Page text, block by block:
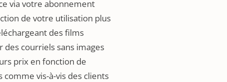
via votre abonnement
de votre utilisation plus
des films
des courriels sans images
prix en fonction de
comme vis-à-vis des clients